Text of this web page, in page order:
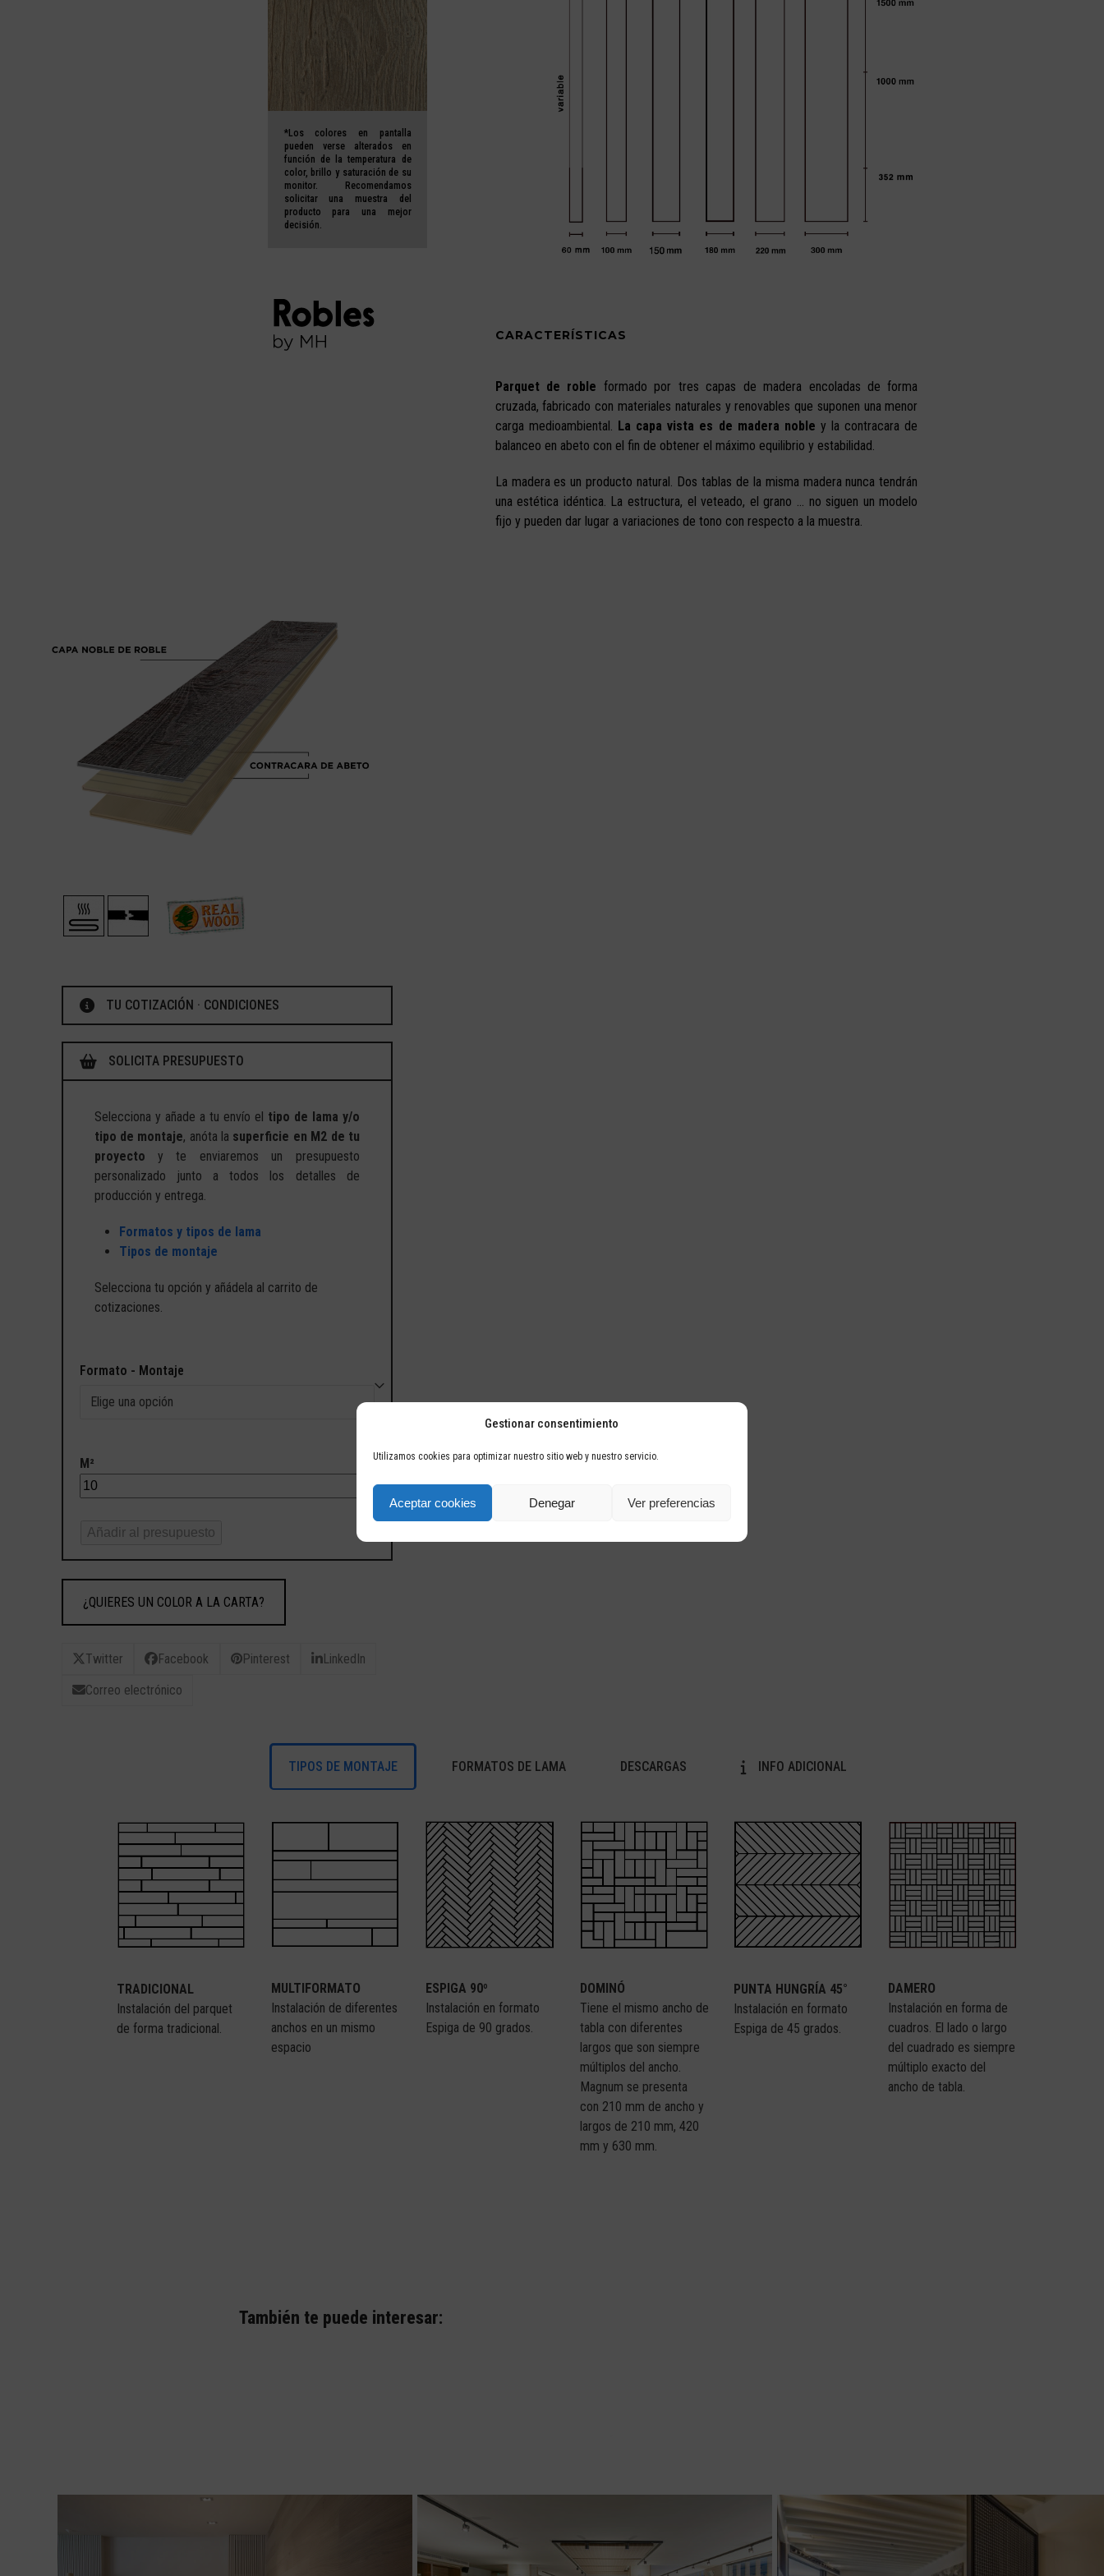
Gestionar consentimiento
Utilizamos cookies para optimizar nuestro sitio web y nuestro servicio.
Aceptar cookies Denegar Ver preferencias
*Los colores en pantalla
pueden verse alterados en
función de la temperatura de
color, brillo y saturación de su
monitor. Recomendamos
solicitar una muestra del
producto para una mejor
decisión.
CARACTERÍSTICAS
Parquet de roble formado por tres capas de madera encoladas de forma
cruzada, fabricado con materiales naturales y renovables que suponen una menor
carga medioambiental. La capa vista es de madera noble y la contracara de
balanceo en abeto con el fin de obtener el máximo equilibrio y estabilidad.
La madera es un producto natural. Dos tablas de la misma madera nunca tendrán
una estética idéntica. La estructura, el veteado, el grano … no siguen un modelo
fijo y pueden dar lugar a variaciones de tono con respecto a la muestra.
TU COTIZACIÓN · CONDICIONES
SOLICITA PRESUPUESTO
Selecciona y añade a tu envío el tipo de lama y/o
tipo de montaje, anóta la superficie en M2 de tu
proyecto y te enviaremos un presupuesto
personalizado junto a todos los detalles de
producción y entrega.
Formatos y tipos de lama
Tipos de montaje
Selecciona tu opción y añádela al carrito de
cotizaciones.
Formato - Montaje
M²
Añadir al presupuesto
¿QUIERES UN COLOR A LA CARTA?
Twitter Facebook Pinterest LinkedIn
Correo electrónico
TIPOS DE MONTAJE FORMATOS DE LAMA DESCARGAS INFO ADICIONAL
TRADICIONAL
Instalación del parquet
de forma tradicional.
MULTIFORMATO
Instalación de diferentes
anchos en un mismo
espacio
ESPIGA 90º
Instalación en formato
Espiga de 90 grados.
DOMINÓ
Tiene el mismo ancho de
tabla con diferentes
largos que son siempre
múltiplos del ancho.
Magnum se presenta
con 210 mm de ancho y
largos de 210 mm, 420
mm y 630 mm.
PUNTA HUNGRÍA 45°
Instalación en formato
Espiga de 45 grados.
DAMERO
Instalación en forma de
cuadros. El lado o largo
del cuadrado es siempre
múltiplo exacto del
ancho de tabla.
También te puede interesar: